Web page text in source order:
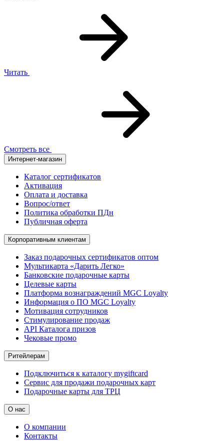
Читать
Смотреть все
Интернет-магазин
Каталог сертификатов
Активация
Оплата и доставка
Вопрос/ответ
Политика обработки ПДн
Публичная оферта
Корпоративным клиентам
Заказ подарочных сертификатов оптом
Мультикарта «Дарить Легко»
Банковские подарочные карты
Целевые карты
Платформа вознаграждений MGC Loyalty
Информация о ПО MGC Loyalty
Мотивация сотрудников
Стимулирование продаж
API Каталога призов
Чековые промо
Ритейлерам
Подключиться к каталогу mygiftcard
Сервис для продажи подарочных карт
Подарочные карты для ТРЦ
О нас
О компании
Контакты